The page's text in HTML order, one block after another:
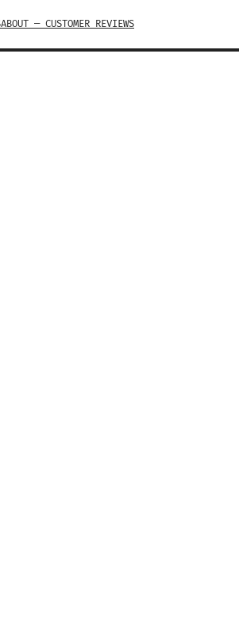
ABOUT — CUSTOMER REVIEWS